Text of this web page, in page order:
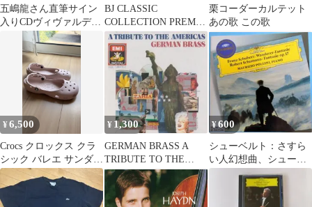
五嶋龍さん直筆サイン
入りCDヴィヴァルディ
四季The Four Seasons
BJ CLASSIC
COLLECTION PREM-
128 NT
栗コーダーカルテット
あの歌 この歌
¥6,500
Crocs クロックス クラ
シック バレエ サンダル
ピンク レディース
¥ 1,300
GERMAN BRASS A
TRIBUTE TO THE
AMERICAS
¥600
シューベルト：さすら
い人幻想曲、シューマ
ン：幻想曲、ポリーニ